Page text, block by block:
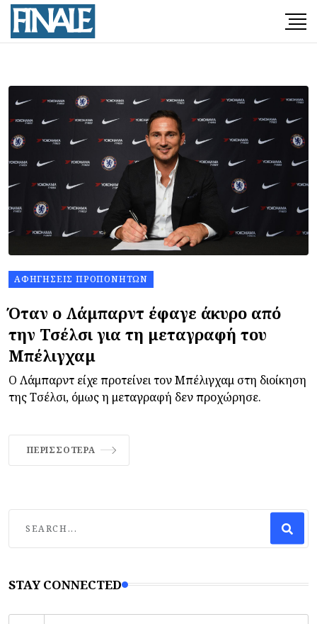
ΑΦΗΓΉΣΕΙΣ ΠΡΟΠΟΝΗΤΏΝ
Όταν ο Λάμπαρντ έφαγε άκυρο από
την Τσέλσι για τη μεταγραφή του
Μπέλιγχαμ
Ο Λάμπαρντ είχε προτείνει τον Μπέλιγχαμ στη διοίκηση
της Τσέλσι, όμως η μεταγραφή δεν προχώρησε.
ΠΕΡΙΣΣΌΤΕΡΑ
STAY CONNECTED